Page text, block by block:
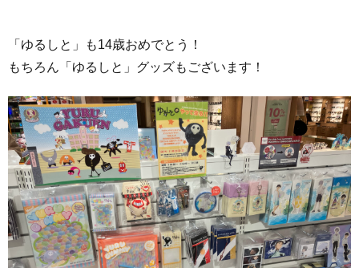
「ゆるしと」も14歳おめでとう！
もちろん「ゆるしと」グッズもございます！